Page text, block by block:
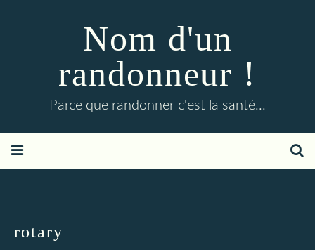
Nom d'un
randonneur !
Parce que randonner c'est la santé...
rotary